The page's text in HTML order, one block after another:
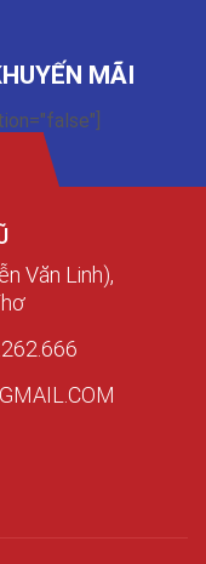
MÃI
Văn Linh),